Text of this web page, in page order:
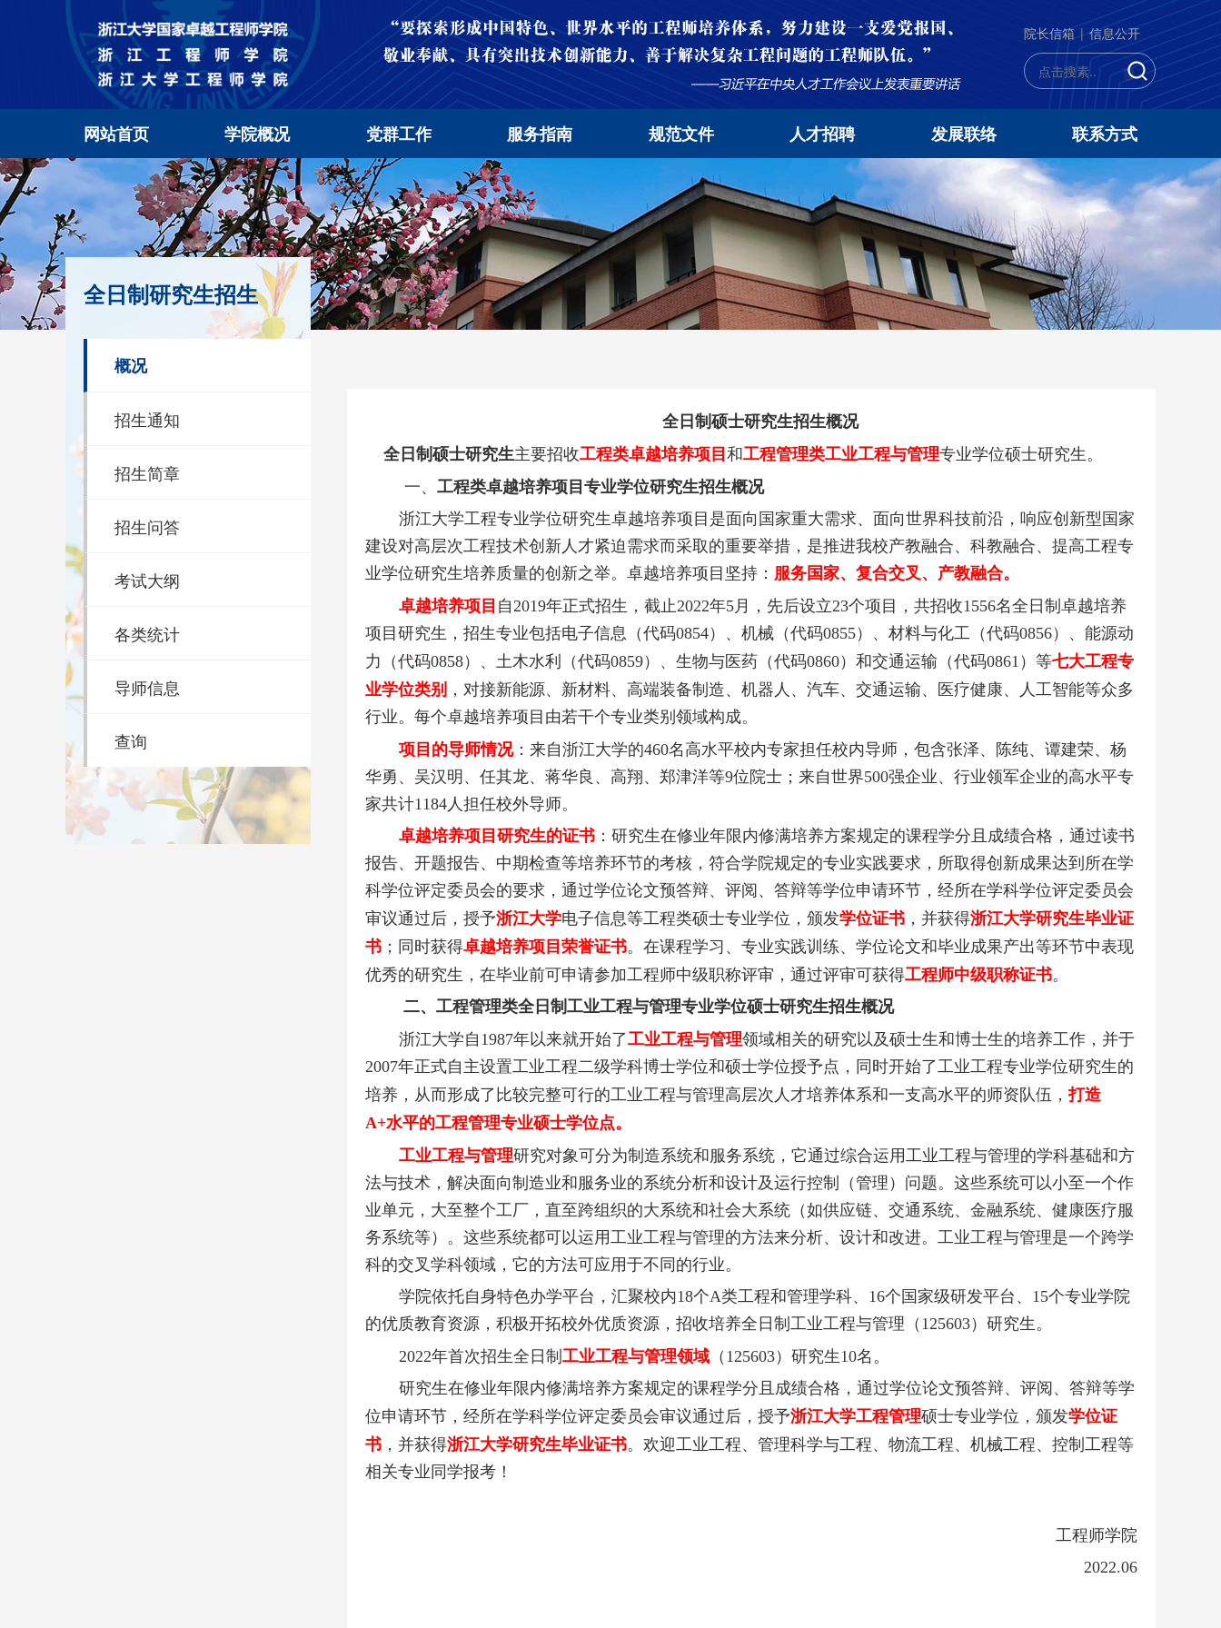
院长信箱|信息公开
网站首页 学院概况 党群工作 服务指南 规范文件 人才招聘 发展联络 联系方式
全日制研究生招生
概况
招生通知
招生简章
招生问答
考试大纲
各类统计
导师信息
查询
全日制硕士研究生招生概况
全日制硕士研究生主要招收工程类卓越培养项目 和工程管理类工业工程与管理专业学位硕士研究生。
一、 工程类卓越培养项目专业学位研究生招生概况
浙江大学工程专业学位研究生卓越培养项目是面向国家重大需求、面向世界科技前沿，响应创新型国家
建设对高层次工程技术创新人才紧迫需求而采取的重要举措，是推进我校产教融合、科教融合、提高工程专
业学位研究生培养质量的创新之举。卓越培养项目坚持： 服务国家、 复合交叉、 产教融合。
卓越培养项目 自2019年正式招生，截止2022年5月，先后设立23个项目，共招收1556名全日制卓越培养
项目研究生，招生专业包括电子信息（代码0854）、机械（代码0855）、材料与化工（代码0856）、能源动
力（代码0858）、土木水利（代码0859）、生物与医药（代码0860）和交通运输（代码0861 ）等七大工程专
业学位类别 ，对接新能源、新材料、高端装备制造、机器人、汽车、交通运输、医疗健康、人工智能等众多
行业。每个卓越培养项目由若干个专业类别领域构成。
项目的导师情况：来自浙江大学的460名高水平校内专家担任校内导师，包含张泽、陈纯、谭建荣、杨
华勇、吴汉明、任其龙、蒋华良、高翔、郑津洋等9位院士；来自世界500强企业、行业领军企业的高水平专
家共计1184人担任校外导师。
卓越培养项目研究生的证书 ：研究生在修业年限内修满培养方案规定的课程学分且成绩合格，通过读书
报告、开题报告、中期检查等培养环节的考核，符合学院规定的专业实践要求，所取得创新成果达到所在学
科学位评定委员会的要求，通过学位论文预答辩、评阅、答辩等学位申请环节，经所在学科学位评定委员会
审议通过后，授予浙江大学电子信息等工程类硕士专业学位，颁发学位证书 ，并获得浙江大学研究生毕业证
书 ；同时获得卓越培养项目荣誉证书。在课程学习、专业实践训练、学位论文和毕业成果产出等环节中表现
优秀的研究生，在毕业前可申请参加工程师中级职称评审，通过评审可获得工程师中级职称证书。
二、 工程管理类全日制工业工程与管理专业学位硕士研究生招生概况
浙江大学自 1987年以来就开始了工业工程与管理领域相关的研究以及硕士生和博士生的培养工作，并于
2007年正式自主设置工业工程二级学科博士学位和硕士学位授予点，同时开始了工业工程专业学位研究生的
培养，从而形成了比较完整可行的工业工程与管理高层次人才培养体系和一支高水平的师资队伍，打造
A+水平的工程管理专业硕士学位点。
工业工程与管理研究对象可分为制造系统和服务系统，它通过综合运用工业工程与管理的学科基础和方
法与技术，解决面向制造业和服务业的系统分析和设计及运行控制（管理）问题。这些系统可以小至一个作
业单元，大至整个工厂，直至跨组织的大系统和社会大系统（如供应链、交通系统、金融系统、健康医疗服
务系统等）。这些系统都可以运用工业工程与管理的方法来分析、设计和改进。工业工程与管理是一个跨学
科的交叉学科领域，它的方法可应用于不同的行业。
学院依托自身特色办学平台，汇聚校内18个A类工程和管理学科、 16个国家级研发平台、 15个专业学院
的优质教育资源，积极开拓校外优质资源，招收培养全日制工业工程与管理（ 125603）研究生。
2022年首次招生全日制 工业工程与管理领域 （ 125603）研究生10名。
研究生在修业年限内修满培养方案规定的课程学分且成绩合格，通过学位论文预答辩、评阅、答辩等学
位申请环节，经所在学科学位评定委员会审议通过后，授予浙江大学工程管理硕士专业学位，颁发学位证
书 ，并获得浙江大学研究生毕业证书。欢迎工业工程、管理科学与工程、物流工程、机械工程、控制工程等
相关专业同学报考！
工程师学院
2022.06